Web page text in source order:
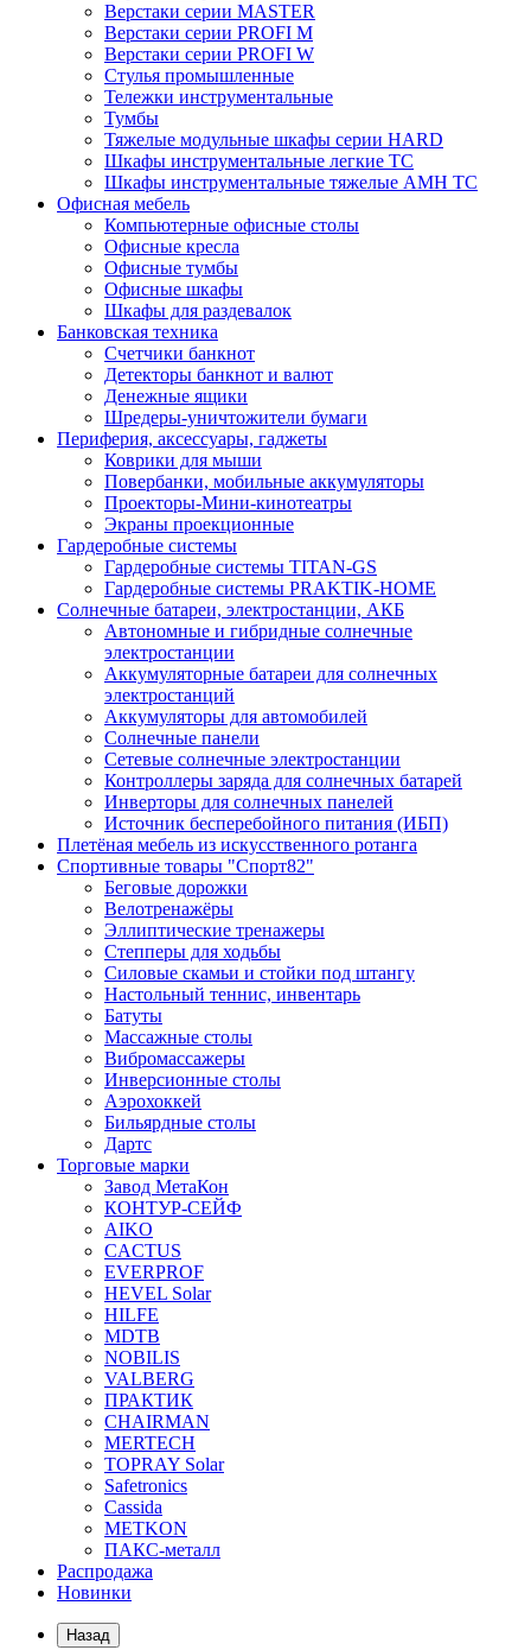
Верстаки серии MASTER
Верстаки серии PROFI M
Верстаки серии PROFI W
Стулья промышленные
Тележки инструментальные
Тумбы
Тяжелые модульные шкафы серии HARD
Шкафы инструментальные легкие ТС
Шкафы инструментальные тяжелые AMH TC
Офисная мебель
Компьютерные офисные столы
Офисные кресла
Офисные тумбы
Офисные шкафы
Шкафы для раздевалок
Банковская техника
Счетчики банкнот
Детекторы банкнот и валют
Денежные ящики
Шредеры-уничтожители бумаги
Периферия, аксессуары, гаджеты
Коврики для мыши
Повербанки, мобильные аккумуляторы
Проекторы-Мини-кинотеатры
Экраны проекционные
Гардеробные системы
Гардеробные системы TITAN-GS
Гардеробные системы PRAKTIK-HOME
Солнечные батареи, электростанции, АКБ
Автономные и гибридные солнечные
электростанции
Аккумуляторные батареи для солнечных
электростанций
Аккумуляторы для автомобилей
Солнечные панели
Сетевые солнечные электростанции
Контроллеры заряда для солнечных батарей
Инверторы для солнечных панелей
Источник бесперебойного питания (ИБП)
Плетёная мебель из искусственного ротанга
Спортивные товары "Спорт82"
Беговые дорожки
Велотренажёры
Эллиптические тренажеры
Степперы для ходьбы
Силовые скамьи и стойки под штангу
Настольный теннис, инвентарь
Батуты
Массажные столы
Вибромассажеры
Инверсионные столы
Аэрохоккей
Бильярдные столы
Дартс
Торговые марки
Завод МетаКон
КОНТУР-СЕЙФ
AIKO
CACTUS
EVERPROF
HEVEL Solar
HILFE
MDTB
NOBILIS
VALBERG
ПРАКТИК
CHAIRMAN
MERTECH
TOPRAY Solar
Safetronics
Cassida
METKON
ПАКС-металл
Распродажа
Новинки
Назад